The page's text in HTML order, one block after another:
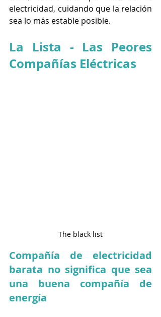
electricidad, cuidando que la relación
sea lo más estable posible.
La Lista - Las Peores
Compañías Eléctricas
The black list
Compañía de electricidad
barata no significa que sea
una buena compañía de
energía